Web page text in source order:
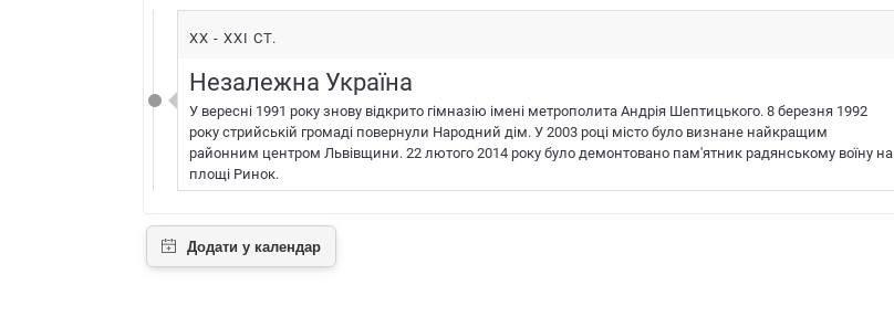
XX - XXI СТ.
Незалежна Україна
У вересні 1991 року знову відкрито гімназію імені метрополита Андрія Шептицького. 8 березня 1992
року стрийській громаді повернули Народний дім. У 2003 році місто було визнане найкращим
районним центром Львівщини. 22 лютого 2014 року було демонтовано пам'ятник радянському воїну на
площі Ринок.